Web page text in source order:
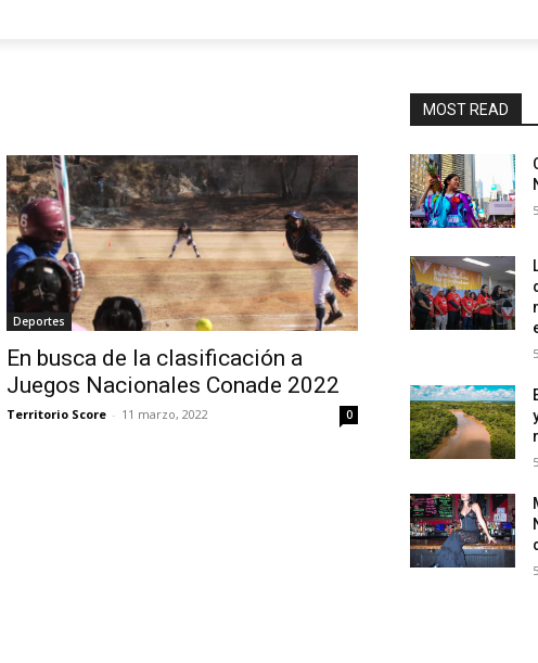
Deportes
En busca de la clasificación a
Juegos Nacionales Conade 2022
Territorio Score - 11 marzo, 2022 0
MOST READ